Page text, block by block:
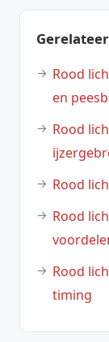
Rood
en
Rood
Rood
Rood
Rood
timing